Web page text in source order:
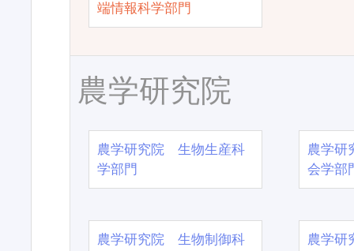
端情報科学部門
農学研究院
農学研究院 生物生産科
学部門
農学
会学部
農学研究院 生物制御科
農学